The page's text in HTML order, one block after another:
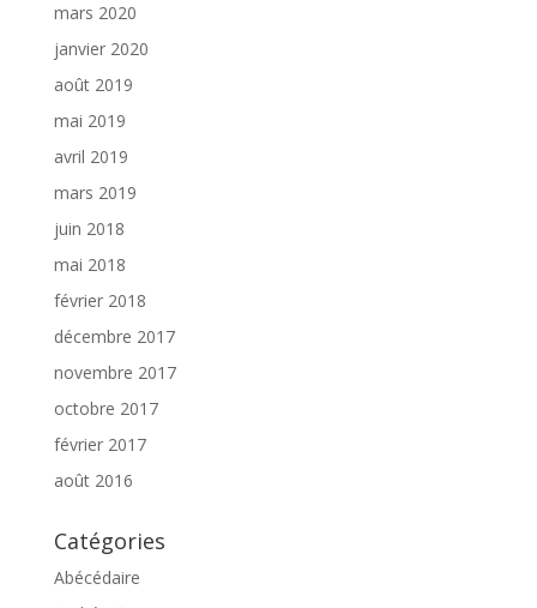
mars 2020
janvier 2020
août 2019
mai 2019
avril 2019
mars 2019
juin 2018
mai 2018
février 2018
décembre 2017
novembre 2017
octobre 2017
février 2017
août 2016
Catégories
Abécédaire